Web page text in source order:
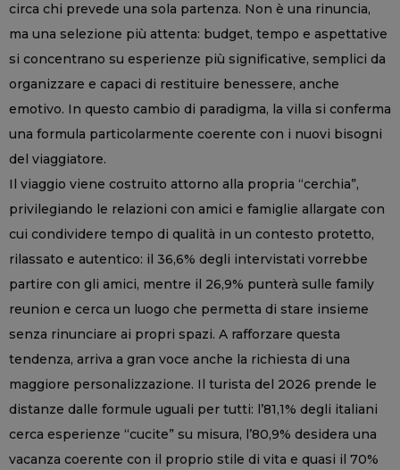
circa chi prevede una sola partenza. Non è una rinuncia,
ma una selezione più attenta: budget, tempo e aspettative
si concentrano su esperienze più significative, semplici da
organizzare e capaci di restituire benessere, anche
emotivo. In questo cambio di paradigma, la villa si conferma
una formula particolarmente coerente con i nuovi bisogni
del viaggiatore.
Il viaggio viene costruito attorno alla propria “cerchia”,
privilegiando le relazioni con amici e famiglie allargate con
cui condividere tempo di qualità in un contesto protetto,
rilassato e autentico: il 36,6% degli intervistati vorrebbe
partire con gli amici, mentre il 26,9% punterà sulle family
reunion e cerca un luogo che permetta di stare insieme
senza rinunciare ai propri spazi. A rafforzare questa
tendenza, arriva a gran voce anche la richiesta di una
maggiore personalizzazione. Il turista del 2026 prende le
distanze dalle formule uguali per tutti: l’81,1% degli italiani
cerca esperienze “cucite” su misura, l’80,9% desidera una
vacanza coerente con il proprio stile di vita e quasi il 70%